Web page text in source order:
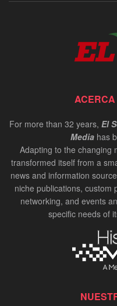
ACERCA
For more than 32 years, El
Media has
Adapting to the changing
transformed itself from a
news and information
niche publications, custom
networking, and events
specific needs of